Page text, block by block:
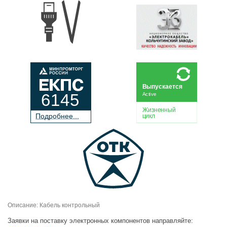
Подробнее...
6145
Жизненный
цикл
Active
Выпускается
Описание: Кабель контрольный
Заявки на поставку электронных компонентов направляйте: